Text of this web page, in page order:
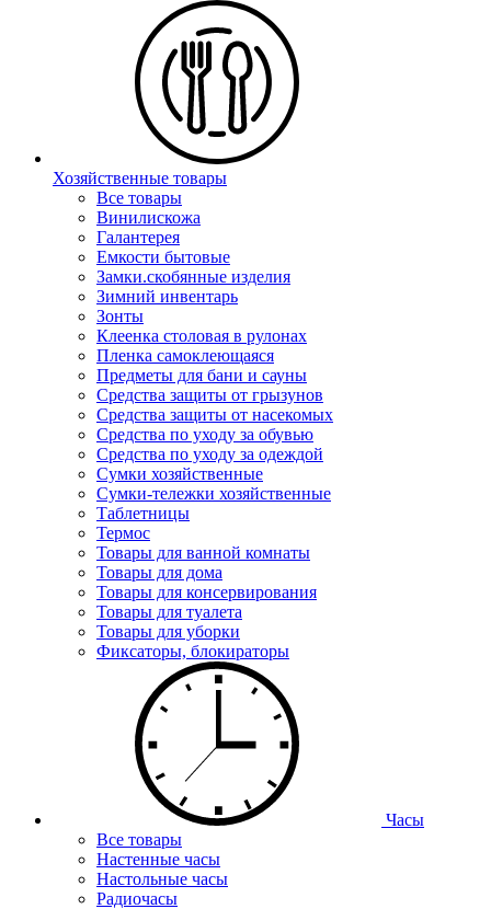
Хозяйственные товары
Все товары
Винилискожа
Галантерея
Емкости бытовые
Замки.скобянные изделия
Зимний инвентарь
Зонты
Клеенка столовая в рулонах
Пленка самоклеющаяся
Предметы для бани и сауны
Средства защиты от грызунов
Средства защиты от насекомых
Средства по уходу за обувью
Средства по уходу за одеждой
Сумки хозяйственные
Сумки-тележки хозяйственные
Таблетницы
Термос
Товары для ванной комнаты
Товары для дома
Товары для консервирования
Товары для туалета
Товары для уборки
Фиксаторы, блокираторы
Часы
Все товары
Настенные часы
Настольные часы
Радиочасы